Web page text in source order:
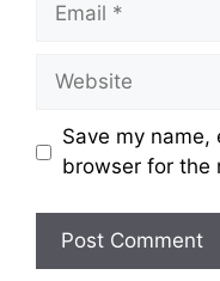
Website
Save my
browser for the